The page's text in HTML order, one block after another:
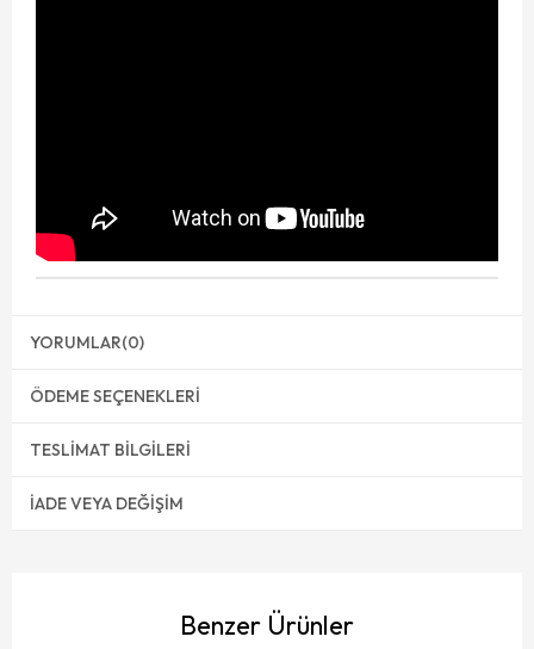
YORUMLAR(0)
ÖDEME SEÇENEKLERI
TESLIMAT BILGILERI
İADE VEYA DEĞIŞIM
Benzer Ürünler